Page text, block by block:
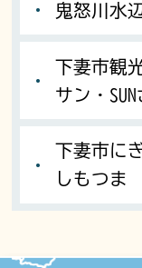
鬼怒川水
下妻市観
サン・
下妻市に
しもつま